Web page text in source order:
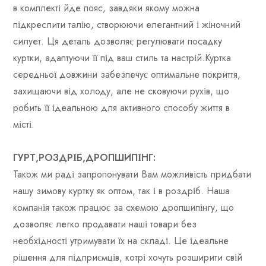
в комплекті йде пояс, завдяки якому можна
підкреслити талію, створюючи елегантний і жіночний
силует. Ця деталь дозволяє регулювати посадку
куртки, адаптуючи її під ваш стиль та настрій.Куртка
середньої довжини забезпечує оптимальне покриття,
захищаючи від холоду, але не сковуючи рухів, що
робить її ідеальною для активного способу життя в
місті.
ГУРТ,РОЗДРІБ,ДРОПШИПІНГ:
Також ми раді запропонувати Вам можливість придбати
нашу зимову куртку як оптом, так і в роздріб. Наша
компанія також працює за схемою дропшипінгу, що
дозволяє легко продавати наші товари без
необхідності утримувати їх на складі. Це ідеальне
рішення для підприємців, котрі хочуть розширити свій